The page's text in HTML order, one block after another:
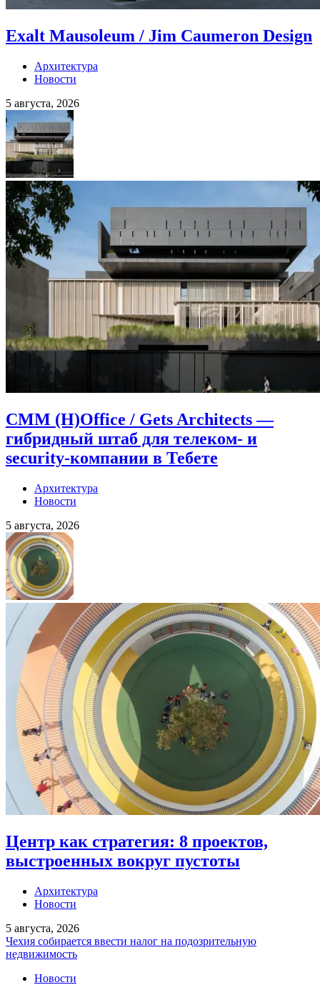
Exalt Mausoleum / Jim Caumeron Design
Архитектура
Новости
5 августа, 2026
CMM (H)Office / Gets Architects —
гибридный штаб для телеком- и
security-компании в Тебете
Архитектура
Новости
5 августа, 2026
Центр как стратегия: 8 проектов,
выстроенных вокруг пустоты
Архитектура
Новости
5 августа, 2026
Чехия собирается ввести налог на подозрительную
недвижимость
Новости